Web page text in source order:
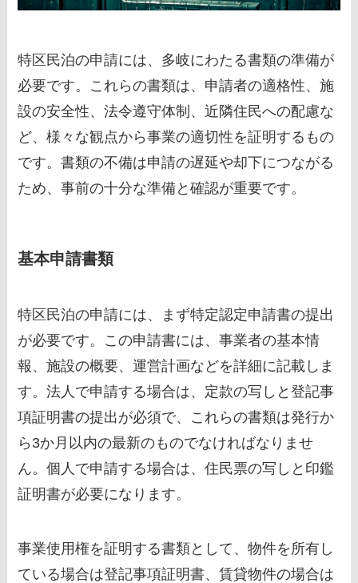
特区民泊の申請には、多岐にわたる書類の準備が
必要です。これらの書類は、申請者の適格性、施
設の安全性、法令遵守体制、近隣住民への配慮な
ど、様々な観点から事業の適切性を証明するもの
です。書類の不備は申請の遅延や却下につながる
ため、事前の十分な準備と確認が重要です。
基本申請書類
特区民泊の申請には、まず特定認定申請書の提出
が必要です。この申請書には、事業者の基本情
報、施設の概要、運営計画などを詳細に記載しま
す。法人で申請する場合は、定款の写しと登記事
項証明書の提出が必須で、これらの書類は発行か
ら3か月以内の最新のものでなければなりませ
ん。個人で申請する場合は、住民票の写しと印鑑
証明書が必要になります。
事業使用権を証明する書類として、物件を所有し
ている場合は登記事項証明書、賃貸物件の場合は